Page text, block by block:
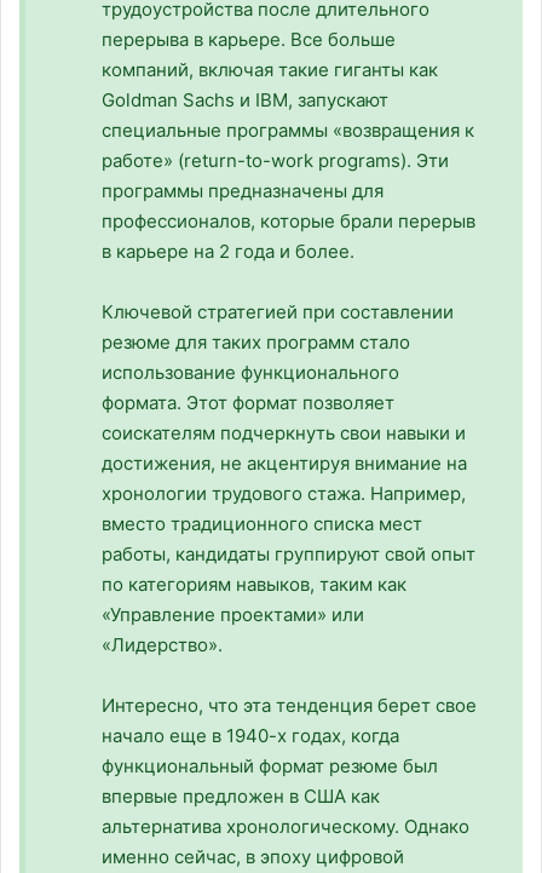
трудоустройства после длительного
перерыва в карьере. Все больше
компаний, включая такие гиганты как
Goldman Sachs и IBM, запускают
специальные программы «возвращения к
работе» (return-to-work programs). Эти
программы предназначены для
профессионалов, которые брали перерыв
в карьере на 2 года и более.
Ключевой стратегией при составлении
резюме для таких программ стало
использование функционального
формата. Этот формат позволяет
соискателям подчеркнуть свои навыки и
достижения, не акцентируя внимание на
хронологии трудового стажа. Например,
вместо традиционного списка мест
работы, кандидаты группируют свой опыт
по категориям навыков, таким как
«Управление проектами» или
«Лидерство».
Интересно, что эта тенденция берет свое
начало еще в 1940-х годах, когда
функциональный формат резюме был
впервые предложен в США как
альтернатива хронологическому. Однако
именно сейчас, в эпоху цифровой